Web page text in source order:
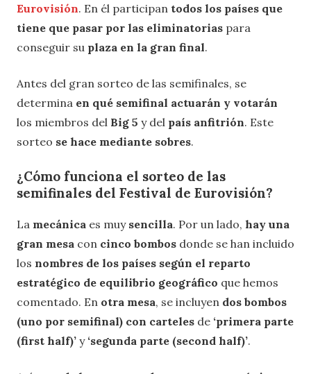
Eurovisión. En él participan todos los países que
tiene que pasar por las eliminatorias para
conseguir su plaza en la gran final.
Antes del gran sorteo de las semifinales, se
determina en qué semifinal actuarán y votarán
los miembros del Big 5 y del país anfitrión. Este
sorteo se hace mediante sobres.
¿Cómo funciona el sorteo de las
semifinales del Festival de Eurovisión?
La mecánica es muy sencilla. Por un lado, hay una
gran mesa con cinco bombos donde se han incluido
los nombres de los países según el reparto
estratégico de equilibrio geográfico que hemos
comentado. En otra mesa, se incluyen dos bombos
(uno por semifinal) con carteles de ‘primera parte
(first half)’ y ‘segunda parte (second half)’.